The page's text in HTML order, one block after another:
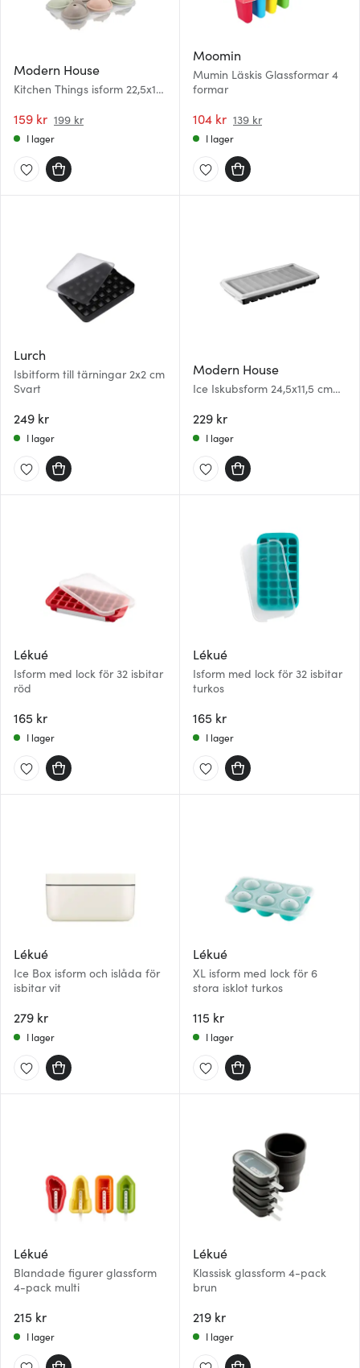
Modern House
Kitchen Things isform 22,5x15
159 kr 199 kr
I lager
Moomin
Mumin Läskis Glassformar 4
formar
104 kr 139 kr
I lager
Lurch
Isbitform till tärningar 2x2 cm
Svart
249 kr
I lager
Modern House
Ice Iskubsform 24,5x11,5 cm
229 kr
I lager
Lékué
Isform med lock för 32 isbitar
röd
165 kr
I lager
Lékué
Isform med lock för 32 isbitar
turkos
165 kr
I lager
Lékué
Ice Box isform och islåda för
isbitar vit
279 kr
I lager
Lékué
XL isform med lock för 6
stora isklot turkos
115 kr
I lager
Lékué
Blandade figurer glassform
4-pack multi
215 kr
I lager
Lékué
Klassisk glassform 4-pack
brun
219 kr
I lager